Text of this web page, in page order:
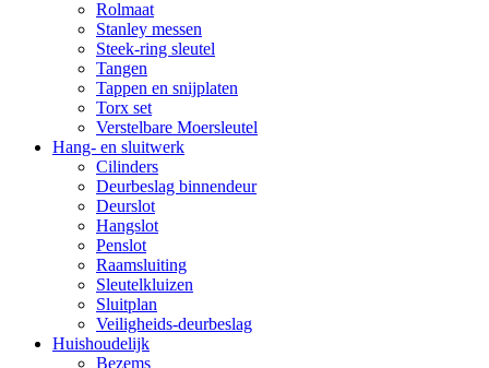
Rolmaat
Stanley messen
Steek-ring sleutel
Tangen
Tappen en snijplaten
Torx set
Verstelbare Moersleutel
Hang- en sluitwerk
Cilinders
Deurbeslag binnendeur
Deurslot
Hangslot
Penslot
Raamsluiting
Sleutelkluizen
Sluitplan
Veiligheids-deurbeslag
Huishoudelijk
Bezems